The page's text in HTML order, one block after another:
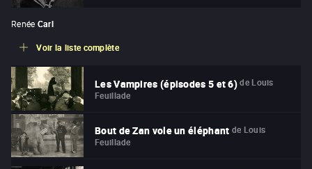
Renée Carl
Voir la liste complète
Les Vampires (épisodes 5 et 6) de Louis
Feuillade
Bout de Zan vole un éléphant de Louis
Feuillade